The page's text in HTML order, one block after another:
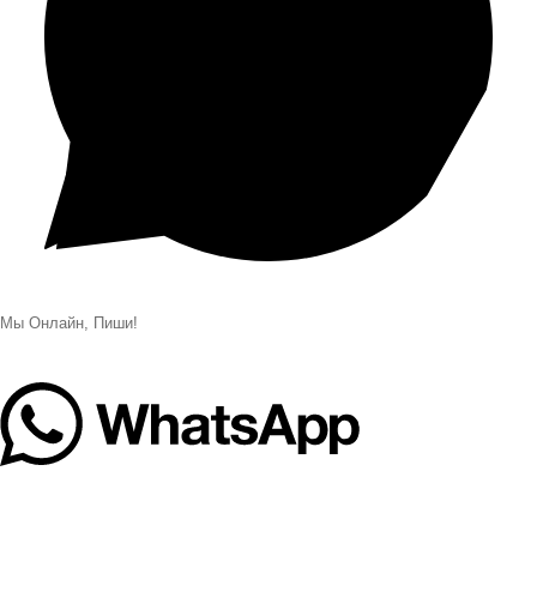
Мы Онлайн, Пиши!